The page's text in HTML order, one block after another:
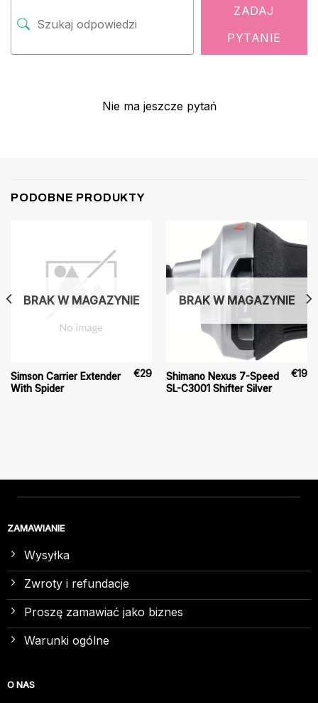
ZADAJ
PYTANIE
Nie ma jeszcze pytań
PODOBNE PRODUKTY
BRAK W MAGAZYNIE
Simson Carrier Extender
With Spider
€29
BRAK W MAGAZYNIE
Shimano Nexus 7-Speed
SL-C3001 Shifter Silver
€19
ZAMAWIANIE
Wysyłka
Zwroty i refundacje
Proszę zamawiać jako biznes
Warunki ogólne
O NAS